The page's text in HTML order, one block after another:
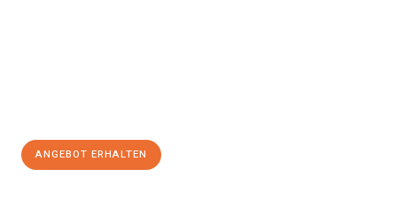
ANGEBOT ERHALTEN